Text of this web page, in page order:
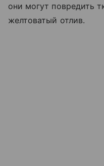
они могут повредить
желтоватый отлив.